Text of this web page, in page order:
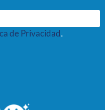
de Privacidad.